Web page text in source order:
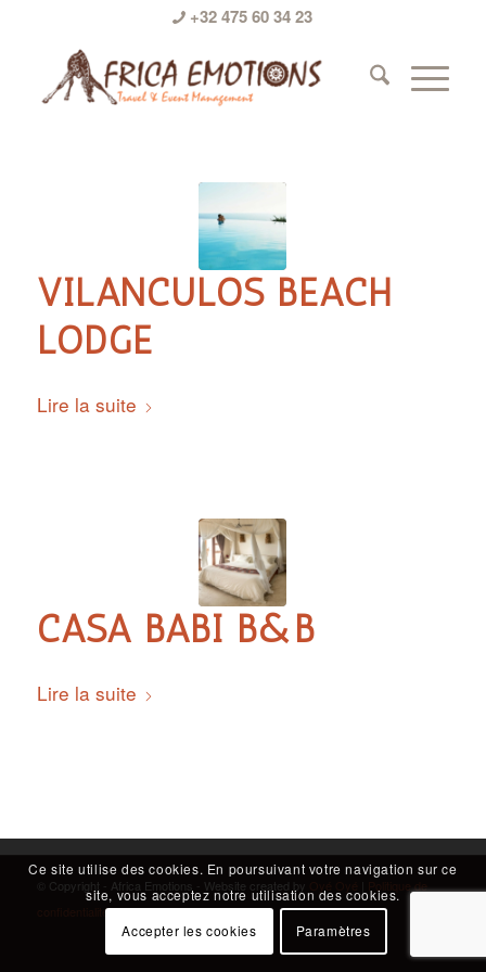
+32 475 60 34 23
VILANCULOS BEACH
LODGE
Lire la suite
CASA BABI B&B
Lire la suite
© Copyright - Africa Emotions - Website created by
Politique de
confidentialité
Ce site utilise des cookies. En poursuivant votre navigation sur ce
site, vous acceptez notre utilisation des cookies.
Accepter les cookies
Paramètres